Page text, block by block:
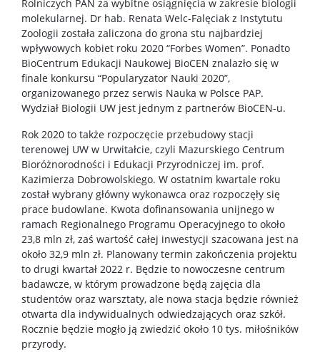
Rolniczych PAN za wybitne osiągnięcia w zakresie biologii
molekularnej. Dr hab. Renata Welc-Falęciak z Instytutu
Zoologii została zaliczona do grona stu najbardziej
wpływowych kobiet roku 2020 “Forbes Women”. Ponadto
BioCentrum Edukacji Naukowej BioCEN znalazło się w
finale konkursu “Popularyzator Nauki 2020”,
organizowanego przez serwis Nauka w Polsce PAP.
Wydział Biologii UW jest jednym z partnerów BioCEN-u.
Rok 2020 to także rozpoczęcie przebudowy stacji
terenowej UW w Urwitałcie, czyli Mazurskiego Centrum
Bioróżnorodności i Edukacji Przyrodniczej im. prof.
Kazimierza Dobrowolskiego. W ostatnim kwartale roku
został wybrany główny wykonawca oraz rozpoczęły się
prace budowlane. Kwota dofinansowania unijnego w
ramach Regionalnego Programu Operacyjnego to około
23,8 mln zł, zaś wartość całej inwestycji szacowana jest na
około 32,9 mln zł. Planowany termin zakończenia projektu
to drugi kwartał 2022 r. Będzie to nowoczesne centrum
badawcze, w którym prowadzone będą zajęcia dla
studentów oraz warsztaty, ale nowa stacja będzie również
otwarta dla indywidualnych odwiedzających oraz szkół.
Rocznie będzie mogło ją zwiedzić około 10 tys. miłośników
przyrody.